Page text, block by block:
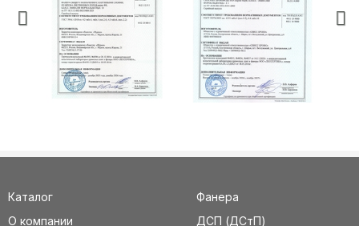
Каталог
О компании
Фанера
ДСП (ДСтП)